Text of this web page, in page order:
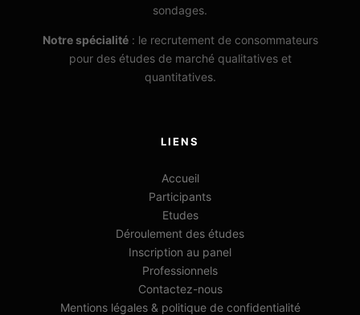
sondages.
Notre spécialité: le recrutement de consommateurs
pour des études de marché qualitatives et
quantitatives.
LIENS
Accueil
Participants
Etudes
Déroulement des études
Inscription au panel
Professionnels
Contactez-nous
Mentions légales & politique de confidentialité